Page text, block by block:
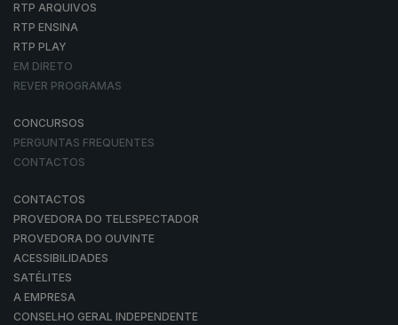
RTP ARQUIVOS
RTP ENSINA
RTP PLAY
EM DIRETO
REVER PROGRAMAS
CONCURSOS
PERGUNTAS FREQUENTES
CONTACTOS
CONTACTOS
PROVEDORA DO TELESPECTADOR
PROVEDORA DO OUVINTE
ACESSIBILIDADES
SATÉLITES
A EMPRESA
CONSELHO GERAL INDEPENDENTE